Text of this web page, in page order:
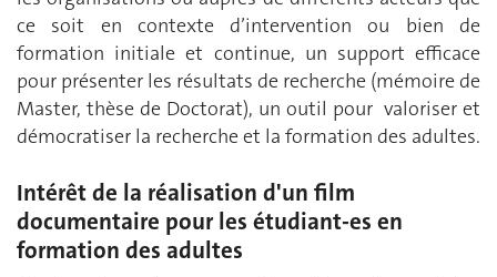
ce soit en contexte d’intervention ou bien de
formation initiale et continue, un support efficace
pour présenter les résultats de recherche (mémoire de
Master, thèse de Doctorat), un outil pour valoriser et
démocratiser la recherche et la formation des adultes.
Intérêt de la réalisation d'un film
documentaire pour les étudiant-es en
formation des adultes